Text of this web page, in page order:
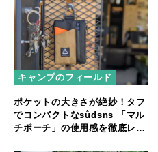
キャンプのフィールド
ポケットの大きさが絶妙！タフ
でコンパクトなsûdsns 「マル
チポーチ」の使用感を徹底レビ